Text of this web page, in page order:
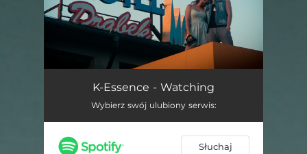
WatchingK-Essence - Watching
Wybierz swój ulubiony serwis:
Słuchaj